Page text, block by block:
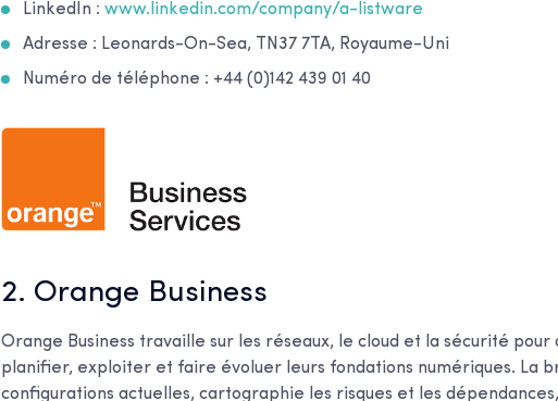
LinkedIn : www.linkedin.com/company/a-listware
Adresse : Leonards-On-Sea, TN37 7TA, Royaume-Uni
Numéro de téléphone : +44 (0)142 439 01 40
2. Orange Business
Orange Business travaille sur les réseaux, le cloud et la sécurité
planifier, exploiter et faire évoluer leurs fondations numériques. La
configurations actuelles, cartographie les risques et les